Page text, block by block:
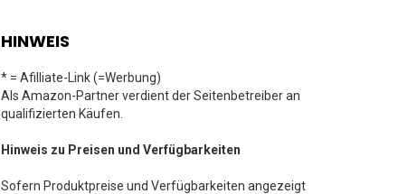
HINWEIS
* = Afilliate-Link (=Werbung)
Als Amazon-Partner verdient der Seitenbetreiber an
qualifizierten Käufen.
Hinweis zu Preisen und Verfügbarkeiten
Sofern Produktpreise und Verfügbarkeiten angezeigt